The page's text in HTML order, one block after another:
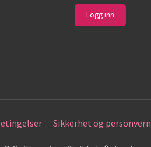
Sikkerhet og personvern